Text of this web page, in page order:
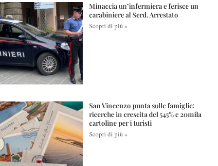
Minaccia un’infermiera e ferisce un
carabiniere al Serd. Arrestato
Scopri di più »
San Vincenzo punta sulle famiglie:
ricerche in crescita del 545% e 20mila
cartoline per i turisti
Scopri di più »